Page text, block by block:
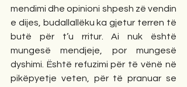
mendimi dhe opinioni shpesh zë vendin
e dijes, budallallëku ka gjetur terren të
butë për t’u rritur. Ai nuk është
mungesë mendjeje, por mungesë
dyshimi. Është refuzimi për të vënë në
pikëpyetje veten, për të pranuar se